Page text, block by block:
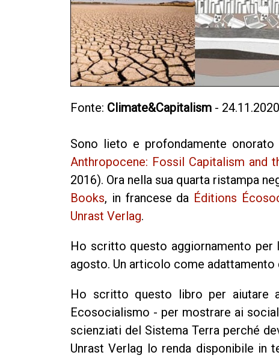
Fonte: Climate&Capitalism - 24.11.2020
Sono lieto e profondamente
Anthropocene: Fossil Capitalism and
2016). Ora nella sua quarta ristampa
Books, in francese da Éditions
Unrast Verlag.
Ho scritto questo aggiornamento per
agosto. Un articolo come
Ho scritto questo libro per aiutare
Ecosocialismo - per mostrare ai
scienziati del Sistema Terra perché
Unrast Verlag lo renda disponibile in